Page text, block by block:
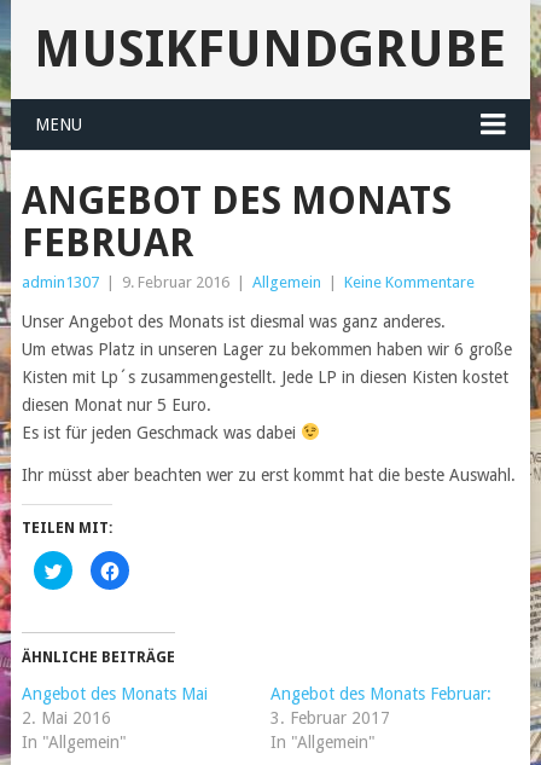
MUSIKFUNDGRUBE
MENU
ANGEBOT DES MONATS
FEBRUAR
admin1307 9. Februar 2016 Allgemein Keine Kommentare
Unser Angebot des Monats ist diesmal was ganz anderes.
Um etwas Platz in unseren Lager zu bekommen haben wir 6 große
Kisten mit Lp´s zusammengestellt. Jede LP in diesen Kisten kostet
diesen Monat nur 5 Euro.
Es ist für jeden Geschmack was dabei
Ihr müsst aber beachten wer zu erst kommt hat die beste Auswahl.
TEILEN MIT:
Klick,
um
teilen
(Wird
in
neuem
Fenster
geöffnet)
Klick,
um
teilen
(Wird
in
Fenster
ÄHNLICHE BEITRÄGE
Angebot des Monats Mai
2. Mai 2016
In "Allgemein"
Angebot des Monats Februar:
3. Februar 2017
In "Allgemein"